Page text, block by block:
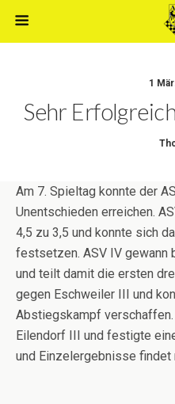
1
Sehr
Am 7. Spieltag konnte der
Unentschieden erreichen.
4,5 zu 3,5 und konnte sich
festsetzen. ASV IV gewann
und teilt damit die ersten
gegen Eschweiler III und
Abstiegskampf
Eilendorf III und festigte
und Einzelergebnisse findet